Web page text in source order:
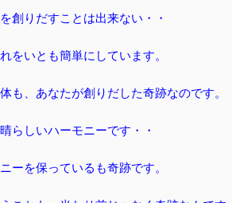
創りだすことは出来ない・・
をいとも簡単にしています。
も、あなたが創りだした奇跡なのです。
らしいハーモニーです・・
ーを保っているも奇跡です。